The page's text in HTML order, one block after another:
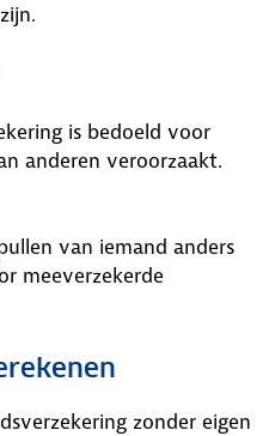
is bedoeld voor
anderen veroorzaakt.
van iemand anders
meeverzekerde
zonder eigen